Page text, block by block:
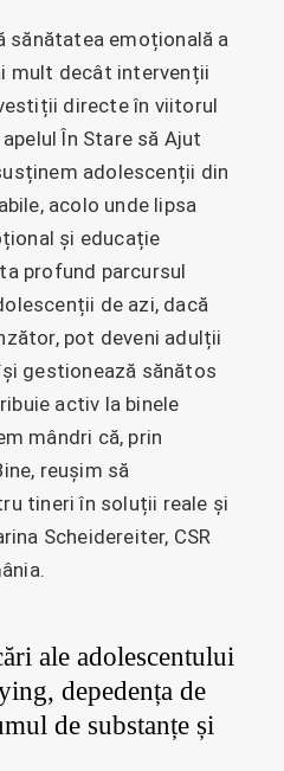
sănătatea emoțională a
mult decât intervenții
directe în viitorul
În Stare să Ajut
adolescenții din
acolo unde lipsa
și educație
profund parcursul
de azi, dacă
pot deveni adulții
gestionează sănătos
activ la binele
mândri că, prin
reușim să
tineri în soluții reale și
Scheidereiter, CSR
ale adolescentului
depedența de
de substanțe și